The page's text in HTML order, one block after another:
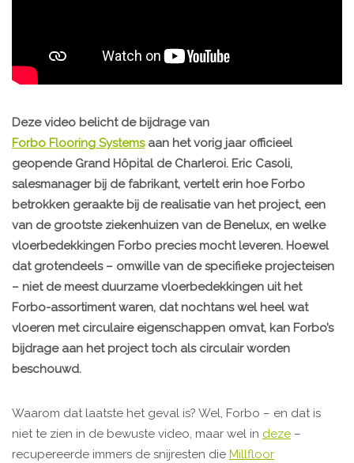
Deze video belicht de bijdrage van
Forbo Flooring Systemsaan het vorig jaar officieel
geopende Grand Hôpital de Charleroi. Eric Casoli,
salesmanager bij de fabrikant, vertelt erin hoe Forbo
betrokken geraakte bij de realisatie van het project, een
van de grootste ziekenhuizen van de Benelux, en welke
vloerbedekkingen Forbo precies mocht leveren. Hoewel
dat grotendeels – omwille van de specifieke projecteisen
– niet de meest duurzame vloerbedekkingen uit het
Forbo-assortiment waren, dat nochtans wel heel wat
vloeren met circulaire eigenschappen omvat, kan Forbo’s
bijdrage aan het project toch als circulair worden
beschouwd.
Waarom dat laatste het geval is? Wel, Forbo – en dat is
niet te zien in de bewuste video, maar wel in deze –
recupereerde immers de snijresten die Millfloor